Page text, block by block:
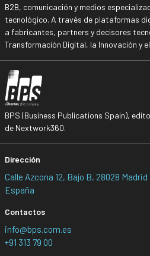
B2B, comunicación y medios
tecnológico. A través de plataformas
a fabricantes, partners y decisores
Transformación Digital, la Innovación y
BPS (Business Publications Spain),
de Nextwork360.
Dirección
Calle Azcona 12, Bajo B, 28028 Madrid
España
Contactos
info@bps.com.es
+91 313 79 00